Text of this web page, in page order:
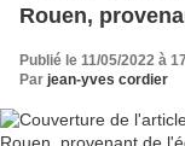
Rouen,
Publié le 11/05/2022 à
Par jean-yves cordier